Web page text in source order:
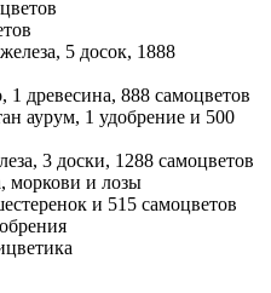
5 досок, 1888
древесина, 888 самоцветов
аурум, 1 удобрение и 500
3 доски, 1288 самоцветов
моркови и лозы
и 515 самоцветов